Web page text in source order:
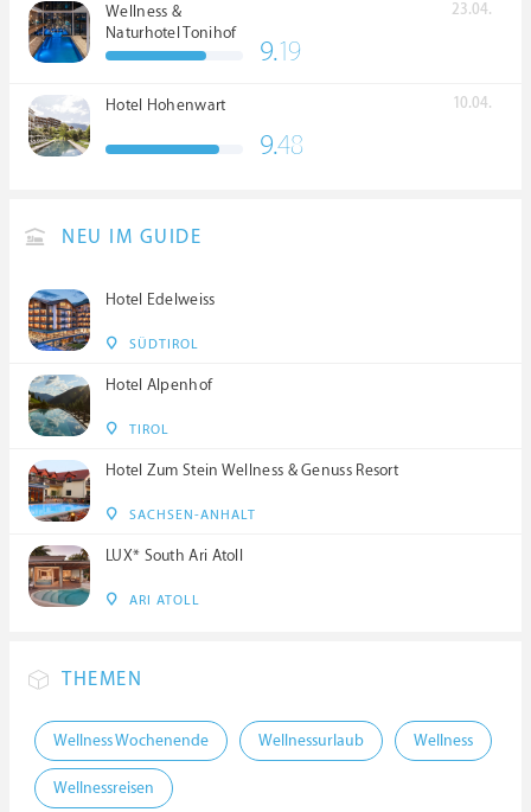
Wellness &
Naturhotel Tonihof
****S
23.04.
9.19
Hotel Hohenwart 10.04.
9.48
NEU IM GUIDE
Hotel Edelweiss
SÜDTIROL
Hotel Alpenhof
TIROL
Hotel Zum Stein Wellness & Genuss Resort
SACHSEN-ANHALT
LUX* South Ari Atoll
ARI ATOLL
THEMEN
Wellness Wochenende Wellnessurlaub Wellness
Wellnessreisen